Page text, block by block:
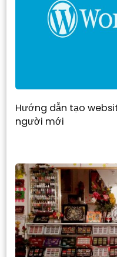
Hướng dẫn tạo
người mới